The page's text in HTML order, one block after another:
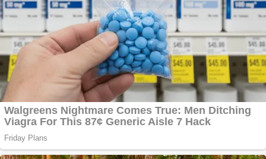
Împrumut si
investitii
Ofera def între